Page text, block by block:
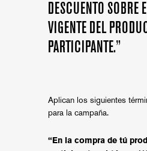
DESCUENTO SOBRE
VIGENTE DEL
PARTICIPANTE.”
Aplican los siguientes
para la campaña.
“En la compra de tú